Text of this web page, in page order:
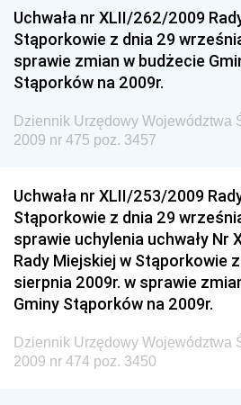
Dziennik Urzędowy Ministra
Narodowego i Sportu
Dziennik Urzędowy Ministra
Społecznej
Dziennik Urzędowy Komendy
Granicznej
Drogowego
Dziennik Urzędowy
Dziennik Urzędowy Komendy
Dziennik Urzędowy Ministra
Społecznej
Dziennik Urzędowy Ministra
i Gospodarki Morskiej
Uchwała nr XLII/262/2009
Stąporkowie z dnia 29
sprawie zmian w budżecie
Stąporków na 2009r.
Dziennik Urzędowy Województwa
2009 nr 475 poz. 3457
Uchwała nr XLII/253/2009
Stąporkowie z dnia 29
sprawie uchylenia uchwały Nr
Rady Miejskiej w Stąporkowie
sierpnia 2009r. w sprawie
Gminy Stąporków na 2009r.
Dziennik Urzędowy Województwa
2009 nr 474 poz. 3450